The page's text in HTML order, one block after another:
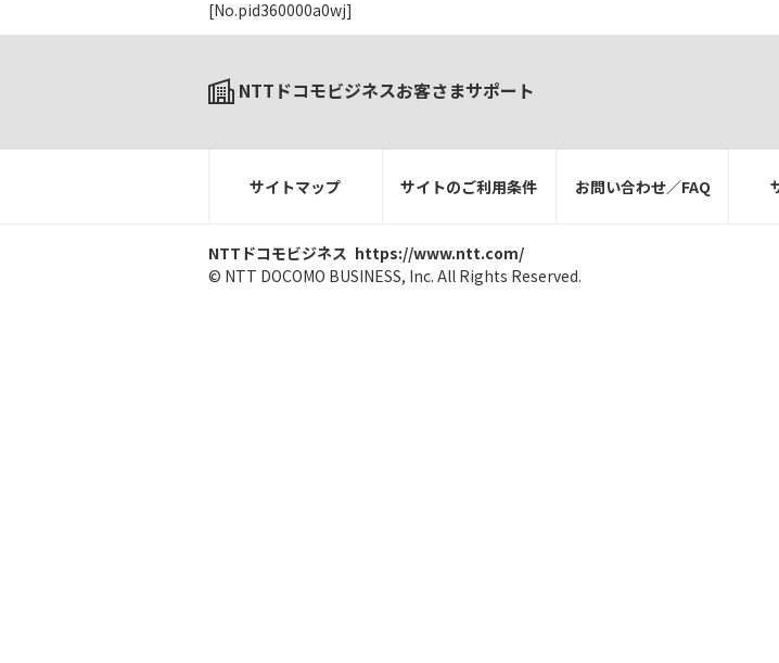
[No.pid360000a0wj]
NTTドコモビジネスお客さまサポート
サイトマップ サイトのご利用条件 お問い合わせ／FAQ
NTTドコモビジネス https://www.ntt.com/
© NTT DOCOMO BUSINESS, Inc. All Rights Reserved.